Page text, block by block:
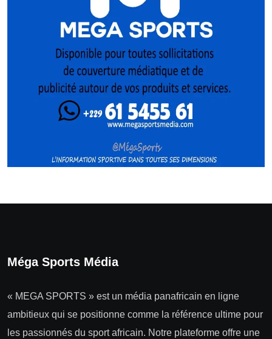
Méga Sports Média
« MEGA SPORTS » est un média panafricain en ligne
ambitieux qui se positionne comme la référence ultime pour
les passionnés du sport africain. Notre plateforme offre une